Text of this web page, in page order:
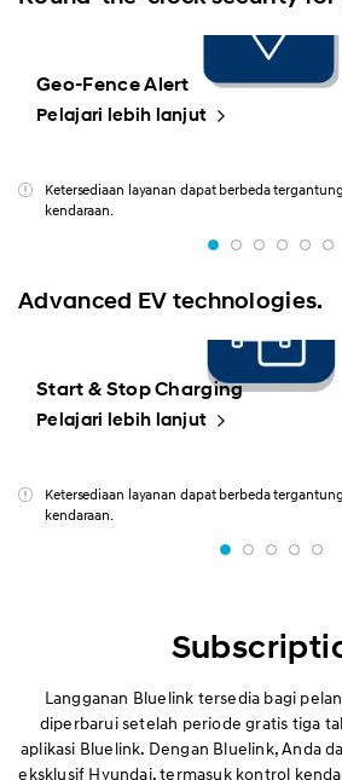
Geo-Fence Alert
Pelajari lebih lanjut
Ketersediaan layanan dapat berbeda
kendaraan.
Advanced EV technologies.
Start & Stop Charging
Pelajari lebih lanjut
Ketersediaan layanan dapat berbeda
kendaraan.
Langganan Bluelink tersedia bagi
diperbarui setelah periode gratis tiga
aplikasi Bluelink. Dengan Bluelink, Anda
eksklusif Hyundai, termasuk kontrol